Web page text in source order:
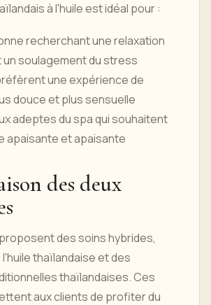
à l'huile est idéal pour :
recherchant une relaxation
soulagement du stress
une expérience de
douce et plus sensuelle
adeptes du spa qui souhaitent
apaisante et apaisante
des deux
des soins hybrides,
thaïlandaise et des
thaïlandaises. Ces
aux clients de profiter du